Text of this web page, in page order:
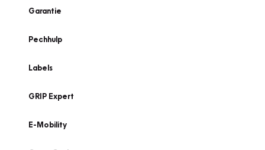
Garantie
Pechhulp
Labels
GRIP Expert
E-Mobility